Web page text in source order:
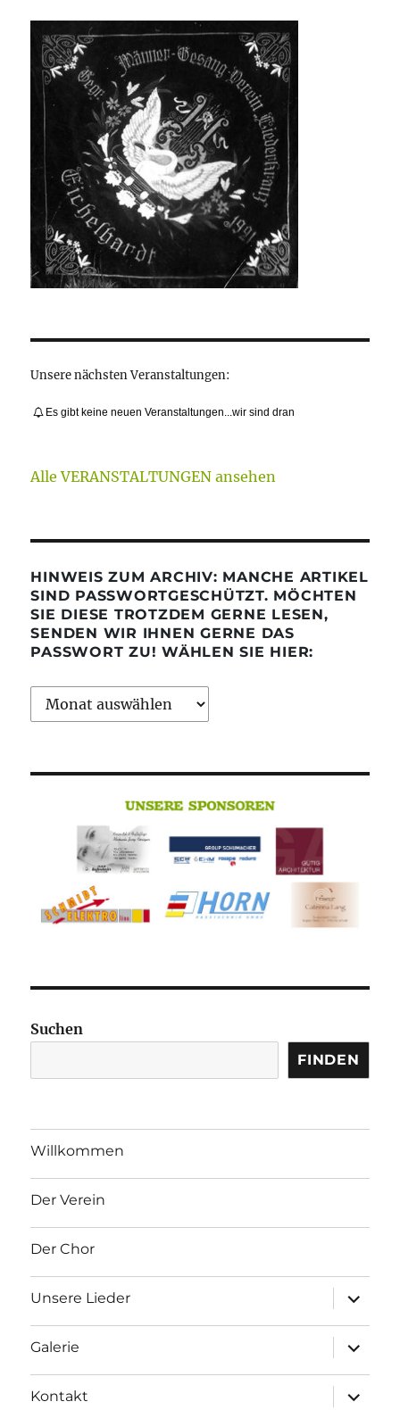
Unsere nächsten Veranstaltungen:
Es gibt keine neuen Veranstaltungen...wir sind dran
Alle VERANSTALTUNGEN ansehen
HINWEIS ZUM ARCHIV: MANCHE ARTIKEL
SIND PASSWORTGESCHÜTZT. MÖCHTEN
SIE DIESE TROTZDEM GERNE LESEN,
SENDEN WIR IHNEN GERNE DAS
PASSWORT ZU! WÄHLEN SIE HIER:
Suchen
FINDEN
Willkommen
Der Verein
Der Chor
Unsere Lieder
Galerie
Kontakt